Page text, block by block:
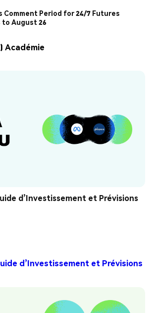
Comment Period for 24/7 Futures
to August 26
Académie
d’Investissement et Prévisions
d’Investissement et Prévisions